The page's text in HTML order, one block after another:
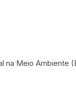
Meio Ambiente